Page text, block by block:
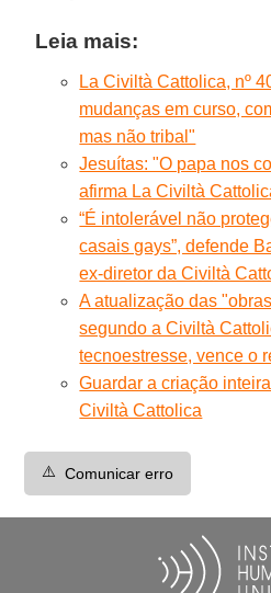
Leia mais:
La Civiltà Cattolica, nº
mudanças em curso,
mas não tribal"
Jesuítas: "O papa nos
afirma La Civiltà
“É intolerável não
casais gays”, defende
ex-diretor da Civiltà
A atualização das
segundo a Civiltà
tecnoestresse, vence o
Guardar a criação
Civiltà Cattolica
⚠️ Comunicar erro